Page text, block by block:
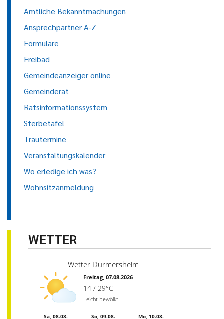
Amtliche Bekanntmachungen
Ansprechpartner A-Z
Formulare
Freibad
Gemeindeanzeiger online
Gemeinderat
Ratsinformationssystem
Sterbetafel
Trautermine
Veranstaltungskalender
Wo erledige ich was?
Wohnsitzanmeldung
WETTER
Wetter Durmersheim
Freitag, 07.08.2026
14 / 29°C
Leicht bewölkt
Sa, 08.08. So, 09.08. Mo, 10.08.